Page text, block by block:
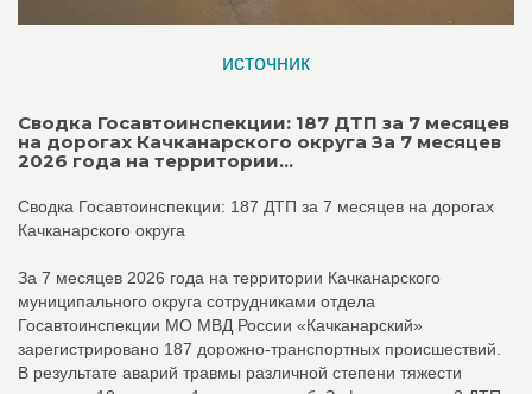
источник
Сводка Госавтоинспекции: 187 ДТП за 7 месяцев
на дорогах Качканарского округа За 7 месяцев
2026 года на территории...
Сводка Госавтоинспекции: 187 ДТП за 7 месяцев на дорогах
Качканарского округа
За 7 месяцев 2026 года на территории Качканарского
муниципального округа сотрудниками отдела
Госавтоинспекции МО МВД России «Качканарский»
зарегистрировано 187 дорожно-транспортных происшествий.
В результате аварий травмы различной степени тяжести